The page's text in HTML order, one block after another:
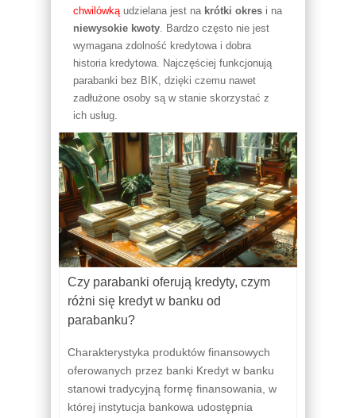
chwilówkąudzielana jest na krótki okres i na
niewysokie kwoty. Bardzo często nie jest
wymagana zdolność kredytowa i dobra
historia kredytowa. Najczęściej funkcjonują
parabanki bez BIK, dzięki czemu nawet
zadłużone osoby są w stanie skorzystać z
ich usług.
Czy parabanki oferują kredyty, czym
różni się kredyt w banku od
parabanku?
Charakterystyka produktów finansowych
oferowanych przez banki Kredyt w banku
stanowi tradycyjną formę finansowania, w
której instytucja bankowa udostępnia